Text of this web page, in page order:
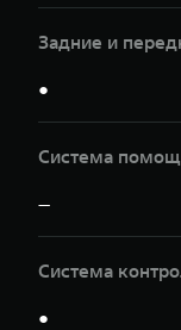
Задние и
●
Система
—
Система
●